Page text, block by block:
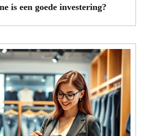
is een goede investering?